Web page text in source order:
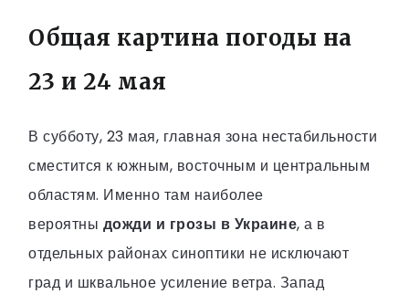
Общая картина погоды на
23 и 24 мая
В субботу, 23 мая, главная зона нестабильности
сместится к южным, восточным и центральным
областям. Именно там наиболее
вероятны дожди и грозы в Украине, а в
отдельных районах синоптики не исключают
град и шквальное усиление ветра. Запад